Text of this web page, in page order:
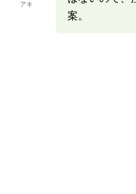
アキ
案。